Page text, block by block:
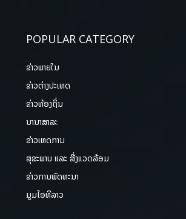
POPULAR CATEGORY
ຂ່າວພາຍ​ໃນ
ຂ່າວຕ່າງປະເທດ
ຂ່າວທ້ອງຖິ່ນ
ນານາສາລະ
ຂ່າວເຫດການ
ສຸຂະພາບ ແລະ ສີ່ງແວດລ້ອມ
ຂ່າວການພັດທະນາ
ມູມໄອທີລາວ